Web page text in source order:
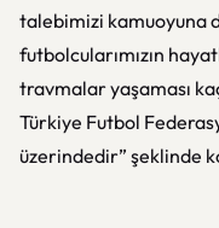
talebimizi kamuoyuna
futbolcularımızın
travmalar yaşaması
Türkiye Futbol
üzerindedir” şeklinde